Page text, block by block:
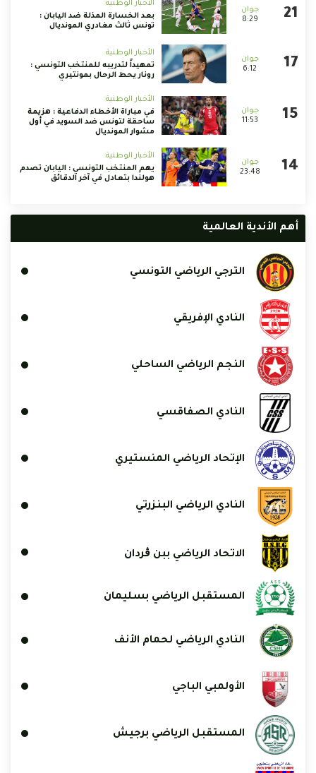
8:29
الأخبار الوطنية
بعد الخسارة المذلة ضد اليابان :
تونس ثالث مغادري المونديال
6:12
الأخبار الوطنية
تمهيداً لتدريبه للمنتخب التونسي :
رونار يحط الرحال بمونتيري
11:53
الأخبار الوطنية
في مباراة الأخطاء الدفاعية : هزيمة
ساحقة لتونس ضد السويد في أول
مشوار المونديال
23:48
الأخبار الوطنية
يهم المنتخب التونسي : اليابان تصدم
هولندا بتعادل في آخر الدقائق
أهم الأندية العالمية
الترجي الرياضي التونسي
النادي الإفريقي
النجم الرياضي الساحلي
النادي الصفاقسي
الإتحاد الرياضي المنستيري
النادي الرياضي البنزرتي
الاتحاد الرياضي ببن ڨردان
المستقبل الرياضي بسليمان
النادي الرياضي لحمام الأنف
الأولمبي الباجي
المستقبل الرياضي برجيش